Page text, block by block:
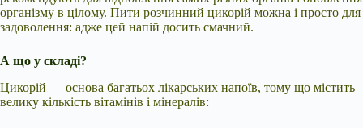
організму в цілому. Пити розчинний цикорій можна і просто для
задоволення: адже цей напій досить смачний.
А що у складі?
Цикорій — основа багатьох лікарських напоїв, тому що містить
велику кількість вітамінів і мінералів: